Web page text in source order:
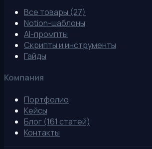
Все товары (27)
Notion-шаблоны
AI-промпты
Скрипты и инструменты
Гайды
Компания
Портфолио
Кейсы
Блог (161 статей)
Контакты